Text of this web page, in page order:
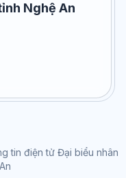
Nghệ An
tin điện tử Đại biểu nhân